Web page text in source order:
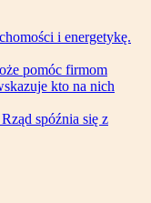
i energetykę.
pomóc firmom
kto na nich
spóźnia się z